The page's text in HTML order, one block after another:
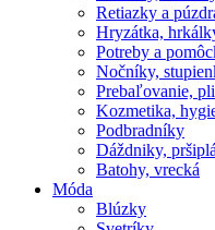
Retiazky a
Hryzátka,
Potreby a
Nočníky,
Prebaľovanie,
Kozmetika,
Podbradníky
Dáždniky,
Batohy, vrecká
Móda
Blúzky